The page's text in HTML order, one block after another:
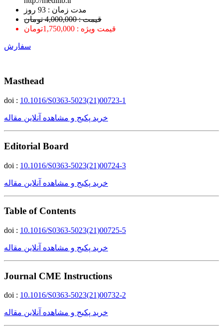
ﻣﺪﺕ ﺯﻣﺎﻥ : 93 ﺭﻭﺯ
قیمت : 4,000,000 تومان
قیمت ویژه : 1,750,000تومان
سفارش
Masthead
doi : 10.1016/S0363-5023(21)00723-1
خرید پکیج و مشاهده آنلاین مقاله
Editorial Board
doi : 10.1016/S0363-5023(21)00724-3
خرید پکیج و مشاهده آنلاین مقاله
Table of Contents
doi : 10.1016/S0363-5023(21)00725-5
خرید پکیج و مشاهده آنلاین مقاله
Journal CME Instructions
doi : 10.1016/S0363-5023(21)00732-2
خرید پکیج و مشاهده آنلاین مقاله